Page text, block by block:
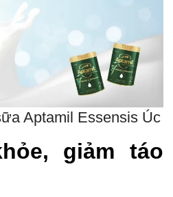
Aptamil Essensis Úc
giảm táo